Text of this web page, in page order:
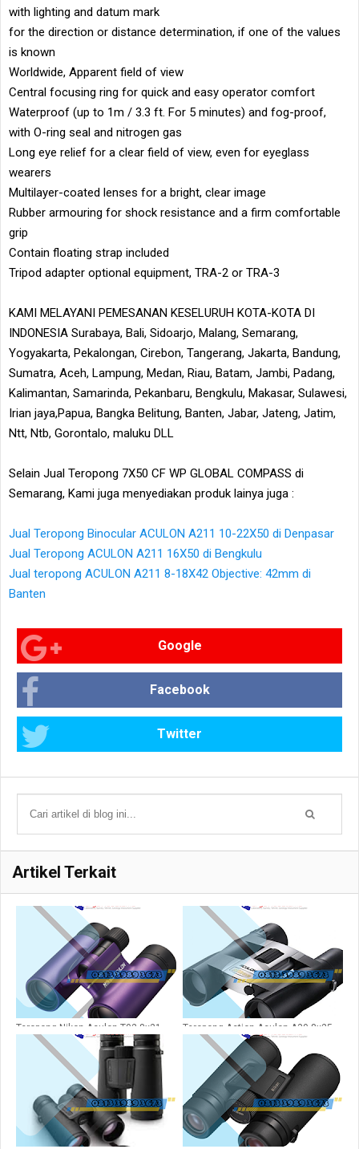
with lighting and datum mark
for the direction or distance determination, if one of the values
is known
Worldwide, Apparent field of view
Central focusing ring for quick and easy operator comfort
Waterproof (up to 1m / 3.3 ft. For 5 minutes) and fog-proof,
with O-ring seal and nitrogen gas
Long eye relief for a clear field of view, even for eyeglass
wearers
Multilayer-coated lenses for a bright, clear image
Rubber armouring for shock resistance and a firm comfortable
grip
Contain floating strap included
Tripod adapter optional equipment, TRA-2 or TRA-3
KAMI MELAYANI PEMESANAN KESELURUH KOTA-KOTA DI
INDONESIA Surabaya, Bali, Sidoarjo, Malang, Semarang,
Yogyakarta, Pekalongan, Cirebon, Tangerang, Jakarta, Bandung,
Sumatra, Aceh, Lampung, Medan, Riau, Batam, Jambi, Padang,
Kalimantan, Samarinda, Pekanbaru, Bengkulu, Makasar, Sulawesi,
Irian jaya,Papua, Bangka Belitung, Banten, Jabar, Jateng, Jatim,
Ntt, Ntb, Gorontalo, maluku DLL
Selain Jual Teropong 7X50 CF WP GLOBAL COMPASS di
Semarang, Kami juga menyediakan produk lainya juga :
Jual Teropong Binocular ACULON A211 10-22X50 di Denpasar
Jual Teropong ACULON A211 16X50 di Bengkulu
Jual teropong ACULON A211 8-18X42 Objective: 42mm di
Banten
Google
Facebook
Twitter
Artikel Terkait
Teropong Nikon Aculon T02 8x21
Purpell
Teropong Action Aculon A30 8x25
Silver ORIGINAL